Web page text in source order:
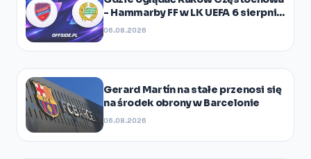
- Hammarby FF w LK UEFA 6 sierpnia
2026?
06.08.2026
Gerard Martín na stałe przenosi się
na środek obrony w Barcelonie
06.08.2026